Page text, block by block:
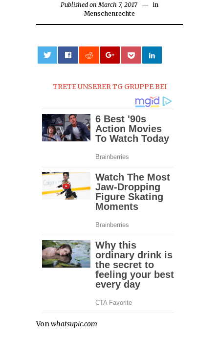
Published on March 7, 2017 Marchin
Menschenrechte
TRETE UNSERER TG GRUPPE BEI
Vonwhatsupic.com